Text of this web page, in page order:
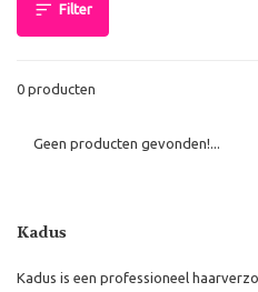
Filter
0 producten
Geen producten gevonden!...
Kadus
Kadus is een professioneel